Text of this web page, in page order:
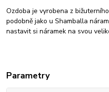
Ozdoba je vyrobena z
podobně jako u Shamballa
nastavit si náramek na svou
Parametry